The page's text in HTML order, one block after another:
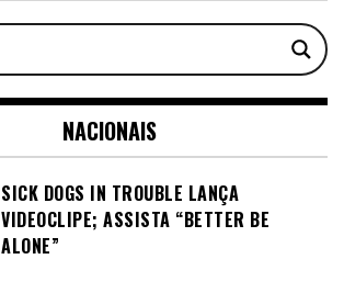
NACIONAIS
SICK DOGS IN TROUBLE LANÇA
VIDEOCLIPE; ASSISTA “BETTER BE
ALONE”